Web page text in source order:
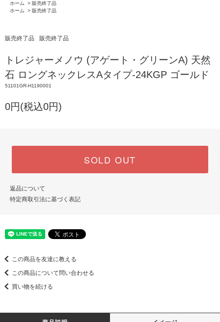
ホーム > 販売終了品
ホーム
> 販売終了品
販売終了品 販売終了品
トレジャーメノウ (アゲート・グリーンA) 天然
石 ロングネックレスAタイプ-24KGP ゴールド
51101GR-H1190001
0円(税込0円)
SOLD OUT
返品について
特定商取引法に基づく表記
この商品を友達に教える
この商品について問い合わせる
買い物を続ける